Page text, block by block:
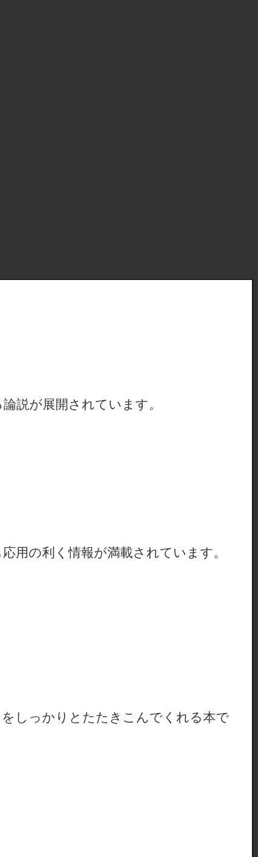
説が展開されています。
用の利く情報が満載されています。
しっかりとたたきこんでくれる本で